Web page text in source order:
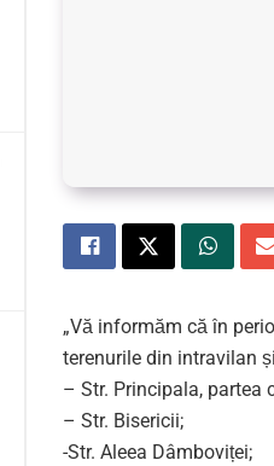
„Vă informăm că în
terenurile din intravilan
– Str. Principala, partea
– Str. Bisericii;
-Str. Aleea Dâmboviței;